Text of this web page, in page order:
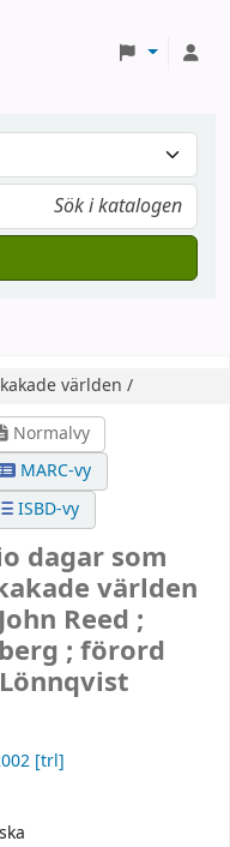
världen /
Normalvy
MARC-vy
ISBD-vy
dagar som
världen
John Reed ;
; förord
[trl]